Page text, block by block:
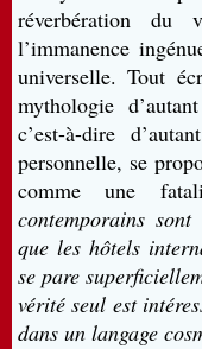
réverbération du
l’immanence
universelle. Tout
mythologie
c’est-à-dire
personnelle, se
comme une
contemporains
que les hôtels
se pare
vérité seul est
dans un langage